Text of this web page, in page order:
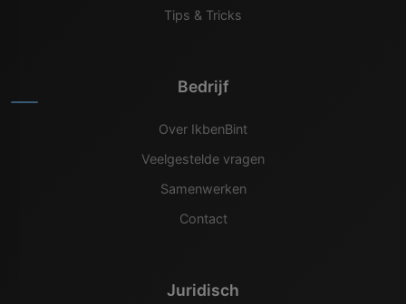
Tips & Tricks
Bedrijf
Over IkbenBint
Veelgestelde vragen
Samenwerken
Contact
Juridisch